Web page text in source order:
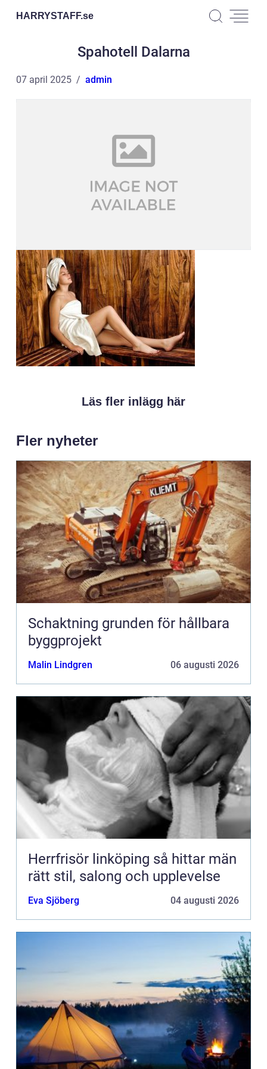
HARRYSTAFF.se
Spahotell Dalarna
07 april 2025 admin
Läs fler inlägg här
Fler nyheter
Schaktning grunden för hållbara
byggprojekt
Malin Lindgren 06 augusti 2026
Herrfrisör linköping så hittar män
rätt stil, salong och upplevelse
Eva Sjöberg 04 augusti 2026